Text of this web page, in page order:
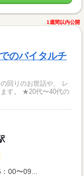
1週間以内公開
のバイタルチ
回りのお世話や、 レ
40代の
00〜09...